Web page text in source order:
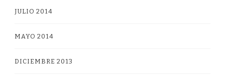
JULIO 2014
MAYO 2014
DICIEMBRE 2013